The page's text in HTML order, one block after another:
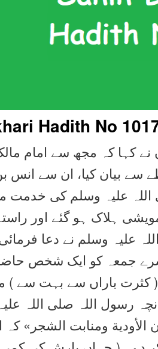
Hadith No
کہا کہ مجھ سے امام مالک
سے بیان کیا، ان سے
علیہ وسلم کی خدمت
ہلاک ہو گئے اور
علیہ وسلم نے دعا
جمعہ کو ایک شخص
کثرت باراں سے بہت سے )
رسول اللہ صلی اللہ
ومنابت الشجر» کہ